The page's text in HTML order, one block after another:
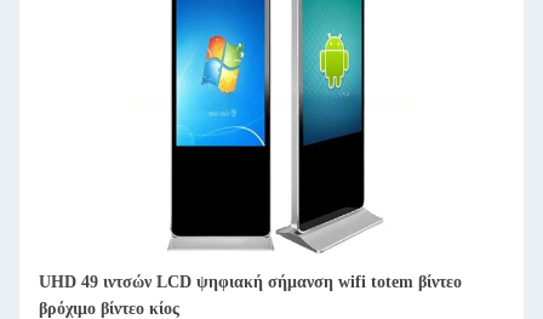
βίντεο
55 ιντσών LCD πολυμέσων οθόνης POP με
λειτουργία δικτύου wifi